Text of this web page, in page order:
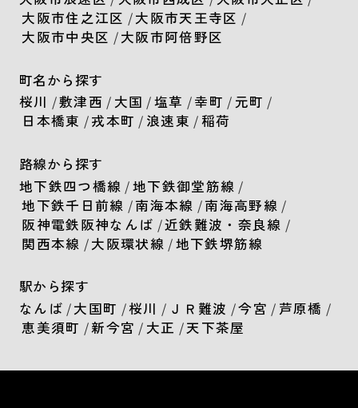
大阪市住之江区 /大阪市天王寺区 /
大阪市中央区 /大阪市阿倍野区
町名から探す
桜川 /敷津西 / 大国 /塩草 /幸町 / 元町 /
日本橋東 /戎本町 / 浪速東 /稲荷
路線から探す
地下鉄四つ橋線 /地下鉄御堂筋線 /
地下鉄千日前線 /南海本線 /南海高野線 /
阪神電鉄阪神なんば /近鉄難波・奈良線 /
関西本線 /大阪環状線 /地下鉄堺筋線
駅から探す
なんば /大国町 /桜川 / ＪＲ難波 /今宮 / 芦原橋 /
恵美須町 /新今宮 / 大正 /天下茶屋